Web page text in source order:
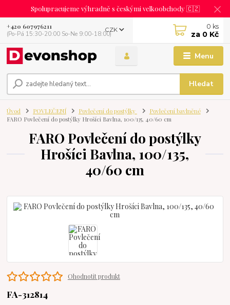
Spolupracujeme výhradně s českými velkoobchody 🇨🇿
Menu
CZK
Hledat
+420 607976211
(Po-Pá 15:30-20:00 So-Ne 9:00-18:00)
0 ks
za 0 Kč
Úvod POVLEČENÍ Povlečení do postýlky
Povlečení bavlněné
FARO Povlečení do postýlky Hrošíci Bavlna, 100/135, 40/60 cm
FARO Povlečení do postýlky
Hrošíci Bavlna, 100/135,
40/60 cm
Ohodnotit produkt
FA-312814